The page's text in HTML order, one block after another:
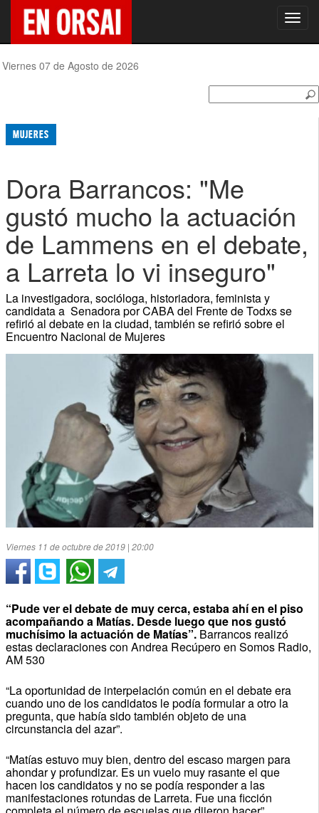
Viernes 07 de Agosto de 2026
MUJERES
Dora Barrancos: "Me
gustó mucho la actuación
de Lammens en el debate,
a Larreta lo vi inseguro"
La investigadora, socióloga, historiadora, feminista y
candidata a Senadora por CABA del Frente de Todxs se
refirió al debate en la ciudad, también se refirió sobre el
Encuentro Nacional de Mujeres
Viernes 11 de octubre de 2019 | 20:00
“Pude ver el debate de muy cerca, estaba ahí en el piso
acompañando a Matías. Desde luego que nos gustó
muchísimo la actuación de Matías”. Barrancos realizó
estas declaraciones con Andrea Recúpero en Somos Radio,
AM 530
“La oportunidad de interpelación común en el debate era
cuando uno de los candidatos le podía formular a otro la
pregunta, que había sido también objeto de una
circunstancia del azar”.
“Matías estuvo muy bien, dentro del escaso margen para
ahondar y profundizar. Es un vuelo muy rasante el que
hacen los candidatos y no se podía responder a las
manifestaciones rotundas de Larreta. Fue una ficción